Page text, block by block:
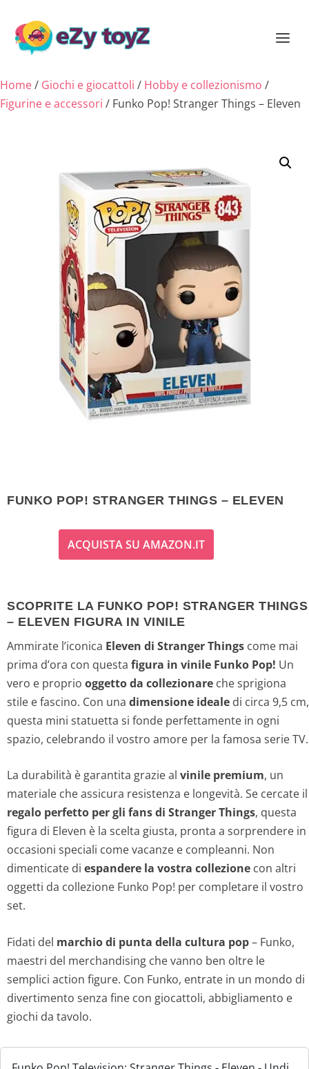
Home/ Giochi e giocattoli / Hobby e collezionismo /
Figurine e accessori / Funko Pop! Stranger Things – Eleven
FUNKO POP! STRANGER THINGS – ELEVEN
ACQUISTA SU AMAZON.IT
SCOPRITE LA FUNKO POP! STRANGER THINGS
– ELEVEN FIGURA IN VINILE
Ammirate l’iconica Eleven di Stranger Things come mai
prima d’ora con questa figura in vinile Funko Pop! Un
vero e proprio oggetto da collezionare che sprigiona
stile e fascino. Con una dimensione ideale di circa 9,5 cm,
questa mini statuetta si fonde perfettamente in ogni
spazio, celebrando il vostro amore per la famosa serie TV.
La durabilità è garantita grazie al vinile premium, un
materiale che assicura resistenza e longevità. Se cercate il
regalo perfetto per gli fans di Stranger Things, questa
figura di Eleven è la scelta giusta, pronta a sorprendere in
occasioni speciali come vacanze e compleanni. Non
dimenticate di espandere la vostra collezione con altri
oggetti da collezione Funko Pop! per completare il vostro
set.
Fidati del marchio di punta della cultura pop– Funko,
maestri del merchandising che vanno ben oltre le
semplici action figure. Con Funko, entrate in un mondo di
divertimento senza fine con giocattoli, abbigliamento e
giochi da tavolo.